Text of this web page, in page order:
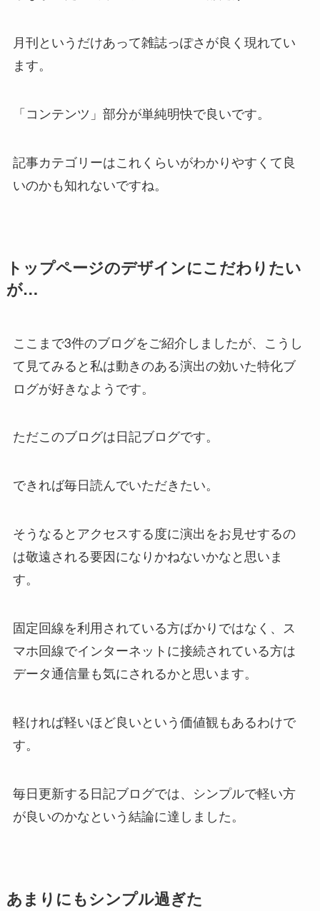
月刊というだけあって雑誌っぽさが良く現れてい
ます。
「コンテンツ」部分が単純明快で良いです。
記事カテゴリーはこれくらいがわかりやすくて良
いのかも知れないですね。
トップページのデザインにこだわりたい
が…
ここまで3件のブログをご紹介しましたが、こうし
て見てみると私は動きのある演出の効いた特化ブ
ログが好きなようです。
ただこのブログは日記ブログです。
できれば毎日読んでいただきたい。
そうなるとアクセスする度に演出をお見せするの
は敬遠される要因になりかねないかなと思いま
す。
固定回線を利用されている方ばかりではなく、ス
マホ回線でインターネットに接続されている方は
データ通信量も気にされるかと思います。
軽ければ軽いほど良いという価値観もあるわけで
す。
毎日更新する日記ブログでは、シンプルで軽い方
が良いのかなという結論に達しました。
あまりにもシンプル過ぎた